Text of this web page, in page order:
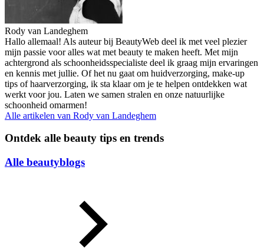
Rody van Landeghem
Hallo allemaal! Als auteur bij BeautyWeb deel ik met veel plezier
mijn passie voor alles wat met beauty te maken heeft. Met mijn
achtergrond als schoonheidsspecialiste deel ik graag mijn ervaringen
en kennis met jullie. Of het nu gaat om huidverzorging, make-up
tips of haarverzorging, ik sta klaar om je te helpen ontdekken wat
werkt voor jou. Laten we samen stralen en onze natuurlijke
schoonheid omarmen!
Alle artikelen van Rody van Landeghem
Ontdek alle beauty tips en trends
Alle beautyblogs